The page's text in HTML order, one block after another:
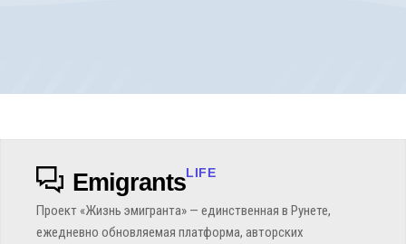
EmigrantsLIFE
Проект «Жизнь эмигранта» — единственная в Рунете,
ежедневно обновляемая платформа, авторских